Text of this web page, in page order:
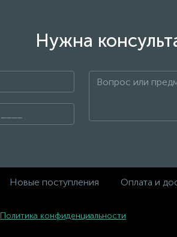
Нужна
Новые поступления Оплата и
Политика конфиденциальности